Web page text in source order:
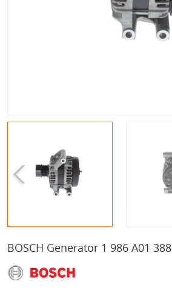
BOSCH Generator 1 986 A01 388